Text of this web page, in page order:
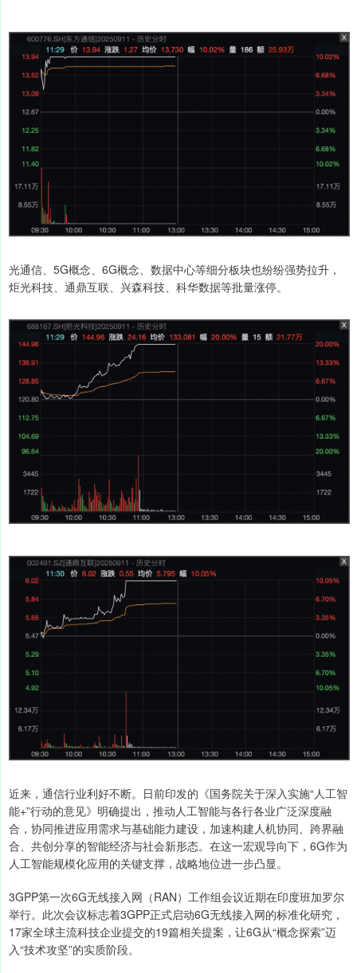
光通信、5G概念、6G概念、数据中心等细分板块也纷纷强势拉升，
炬光科技、通鼎互联、兴森科技、科华数据等批量涨停。
近来，通信行业利好不断。日前印发的《国务院关于深入实施“人工智
能+”行动的意见》明确提出，推动人工智能与各行各业广泛深度融
合，协同推进应用需求与基础能力建设，加速构建人机协同、跨界融
合、共创分享的智能经济与社会新形态。在这一宏观导向下，6G作为
人工智能规模化应用的关键支撑，战略地位进一步凸显。
3GPP第一次6G无线接入网（RAN）工作组会议近期在印度班加罗尔
举行。此次会议标志着3GPP正式启动6G无线接入网的标准化研究，
17家全球主流科技企业提交的19篇相关提案，让6G从“概念探索”迈
入“技术攻坚”的实质阶段。